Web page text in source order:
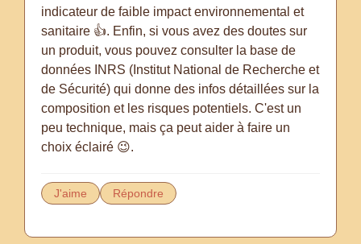
indicateur de faible impact environnemental et
sanitaire 👍. Enfin, si vous avez des doutes sur
un produit, vous pouvez consulter la base de
données INRS (Institut National de Recherche et
de Sécurité) qui donne des infos détaillées sur la
composition et les risques potentiels. C'est un
peu technique, mais ça peut aider à faire un
choix éclairé 😉.
J'aime Répondre